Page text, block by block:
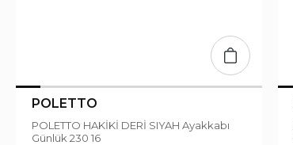
POLETTO
POLETTO HAKİKİ DERİ SIYAH Ayakkabı
Günlük 230 16